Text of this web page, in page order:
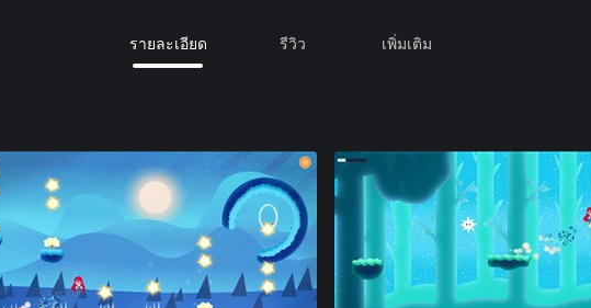
รายละเอียด รีวิว เพิ่มเติม